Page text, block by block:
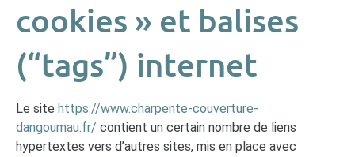
cookies » et balises
(“tags”) internet
Le site https://www.charpente-couverture-
dangoumau.fr/ contient un certain nombre de liens
hypertextes vers d’autres sites, mis en place avec